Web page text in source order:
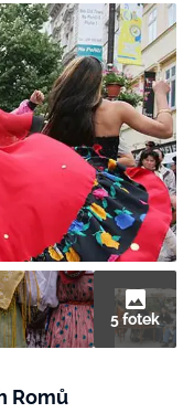
KČ
SVĚT ŽENY +
MANA (10 ks)
5 fotek
Romů